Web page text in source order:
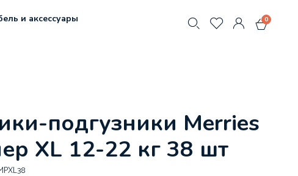
и аксессуары 0
подгузники Merries
XL 12-22 кг 38 шт